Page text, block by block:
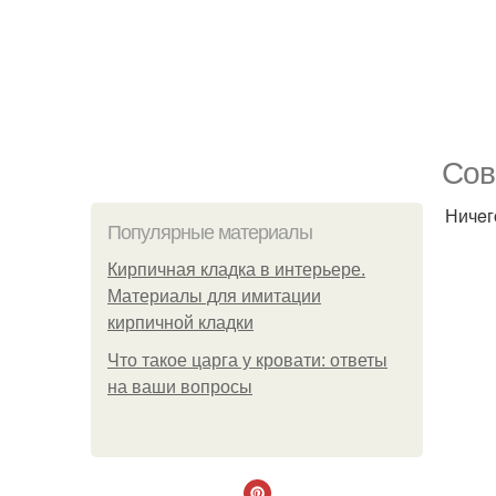
Популярные материалы
Кирпичная кладка в интерьере.
Материалы для имитации
кирпичной кладки
Что такое царга у кровати: ответы
на ваши вопросы